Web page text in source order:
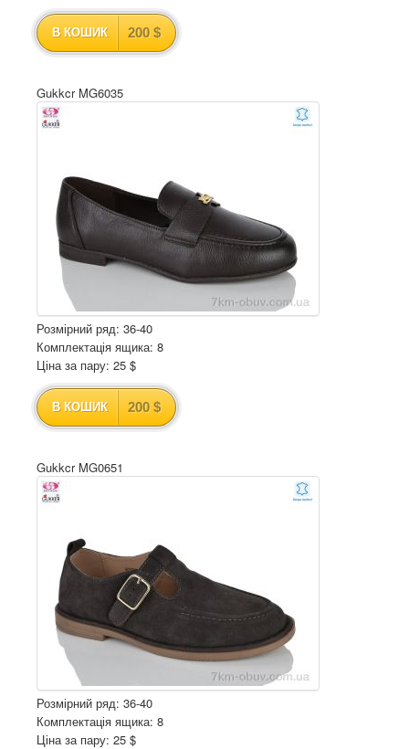
В КОШИК 200 $
Gukkcr MG6035
Розмірний ряд: 36-40
Комплектація ящика: 8
Ціна за пару: 25 $
В КОШИК 200 $
Gukkcr MG0651
Розмірний ряд: 36-40
Комплектація ящика: 8
Ціна за пару: 25 $